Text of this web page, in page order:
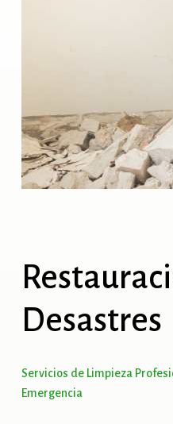
Desastres
Servicios de Limpieza
Emergencia